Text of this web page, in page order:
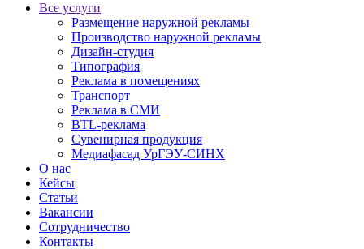
Все услуги
Размещение наружной рекламы
Производство наружной рекламы
Дизайн-студия
Типография
Реклама в помещениях
Транспорт
Реклама в СМИ
BTL-реклама
Сувенирная продукция
Медиафасад УрГЭУ-СИНХ
О нас
Кейсы
Статьи
Вакансии
Сотрудничество
Контакты